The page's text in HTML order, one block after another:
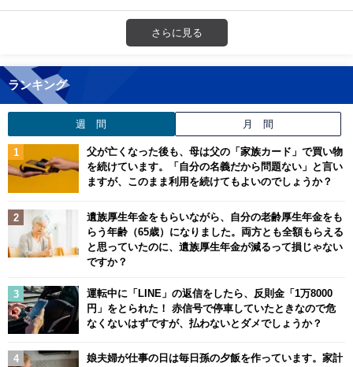
さらに見る
ランキング
週 間 月 間
父が亡くなった後も、母は父の「家族カード」で買い物
を続けています。「自分の名義だから問題ない」と言い
ますが、このまま利用を続けてもよいのでしょうか？
遺族厚生年金をもらいながら、自分の老齢厚生年金をも
らう年齢（65歳）になりました。両方とも全額もらえる
と思っていたのに、遺族厚生年金が減るって損じゃない
ですか？
運転中に「LINE」の返信をしたら、反則金「1万8000
円」をとられた！ 赤信号で停車していたときなので危
なくないはずですが、払わないとダメでしょうか？
娘夫婦が仕事の日は毎日孫の夕飯を作っています。家計